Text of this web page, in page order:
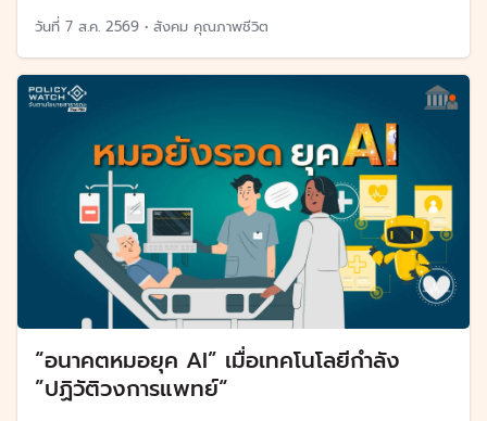
วันที่ 7 ส.ค. 2569 • สังคม คุณภาพชีวิต
“อนาคตหมอยุค AI” เมื่อเทคโนโลยีกำลัง
”ปฏิวัติวงการแพทย์“